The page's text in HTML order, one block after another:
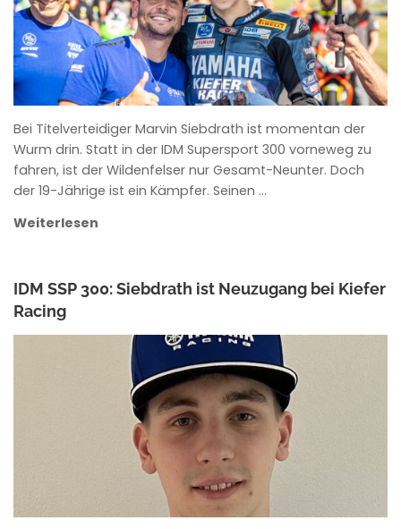
Bei Titelverteidiger Marvin Siebdrath ist momentan der
Wurm drin. Statt in der IDM Supersport 300 vorneweg zu
fahren, ist der Wildenfelser nur Gesamt-Neunter. Doch
der 19-Jährige ist ein Kämpfer. Seinen …
Weiterlesen
IDM SSP 300: Siebdrath ist Neuzugang bei Kiefer
Racing